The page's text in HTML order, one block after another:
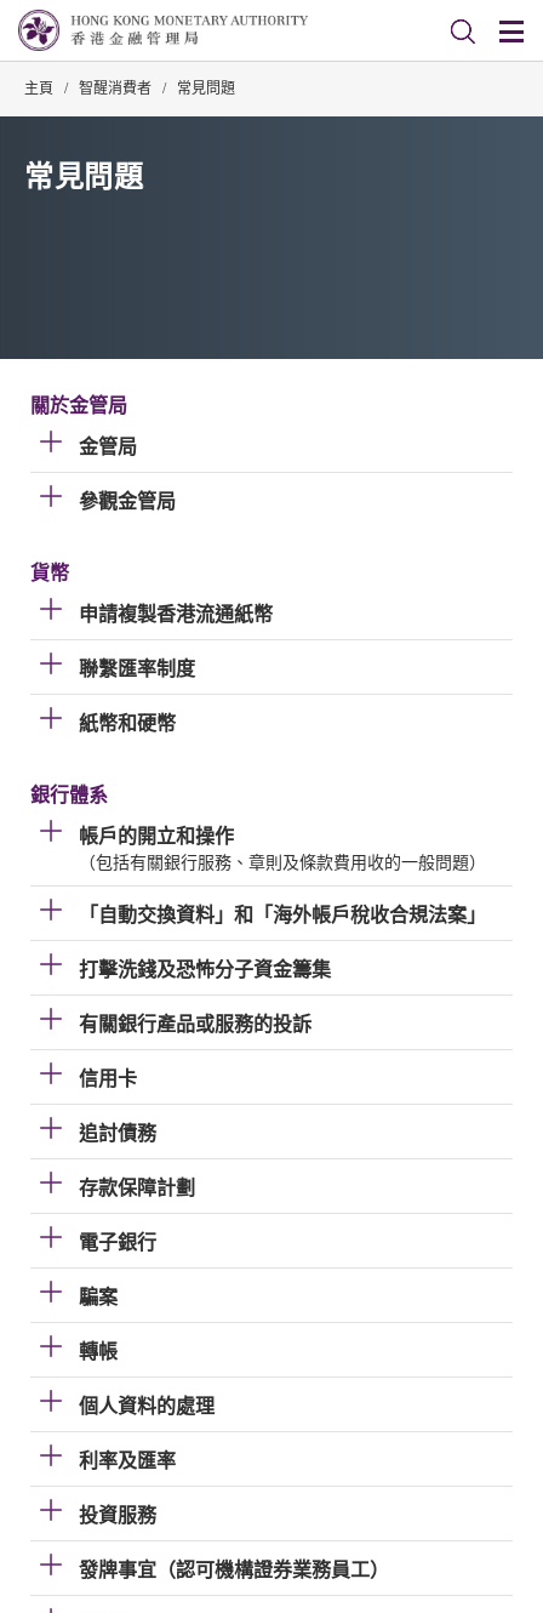
主頁 / 智醒消費者 / 常見問題
常見問題
關於金管局
金管局
參觀金管局
貨幣
申請複製香港流通紙幣
聯繫匯率制度
紙幣和硬幣
銀行體系
帳戶的開立和操作
（包括有關銀行服務、章則及條款費用收的一般問題）
「自動交換資料」和「海外帳戶稅收合規法案」
打擊洗錢及恐怖分子資金籌集
有關銀行產品或服務的投訴
信用卡
追討債務
存款保障計劃
電子銀行
騙案
轉帳
個人資料的處理
利率及匯率
投資服務
發牌事宜（認可機構證券業務員工）